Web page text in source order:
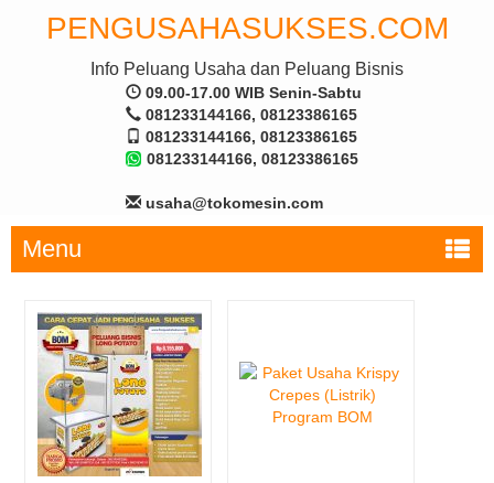
PENGUSAHASUKSES.COM
Info Peluang Usaha dan Peluang Bisnis
09.00-17.00 WIB Senin-Sabtu
081233144166, 08123386165
081233144166, 08123386165
081233144166, 08123386165
usaha@tokomesin.com
Menu